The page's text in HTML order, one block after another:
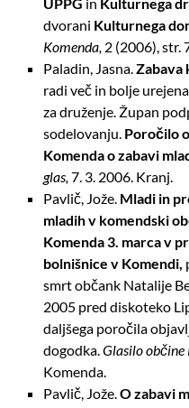
dvorani Kulturnega
Komenda, 2 (2006), str.
Paladin, Jasna.Zabava
radi več in bolje
za druženje. Župan
sodelovanju. Poročilo
Komenda o zabavi
glas,7. 3. 2006. Kranj.
Pavlič, Jože. Mladi in
mladih v komendski
Komenda 3. marca v
bolnišnice v Komendi,
smrt občank Natalije
2005 pred diskoteko
daljšega poročila
dogodka.Glasilo občine
Komenda.
Pavlič, Jože.O zabavi